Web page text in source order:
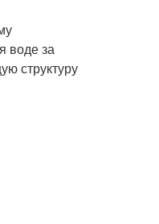
воде за
структуру